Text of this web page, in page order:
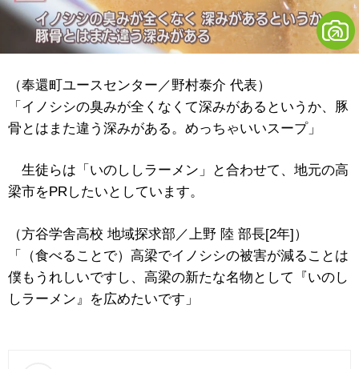
（奉還町ユースセンター／野村泰介 代表）
「イノシシの臭みが全くなくて深みがあるというか、豚
骨とはまた違う深みがある。めっちゃいいスープ」
生徒らは「いのししラーメン」と合わせて、地元の高
梁市をPRしたいとしています。
（方谷学舎高校 地域探求部／上野 陸 部長[2年]）
「（食べることで）高梁でイノシシの被害が減ることは
僕もうれしいですし、高梁の新たな名物として『いのし
しラーメン』を広めたいです」